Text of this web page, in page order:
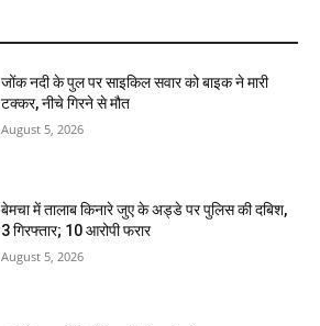
जोंक नदी के पुल पर साइकिल सवार को बाइक ने मारी
टक्कर, नीचे गिरने से मौत
August 5, 2026
बेमचा में तालाब किनारे जुए के अड्डे पर पुलिस की दबिश,
3 गिरफ्तार; 10 आरोपी फरार
August 5, 2026